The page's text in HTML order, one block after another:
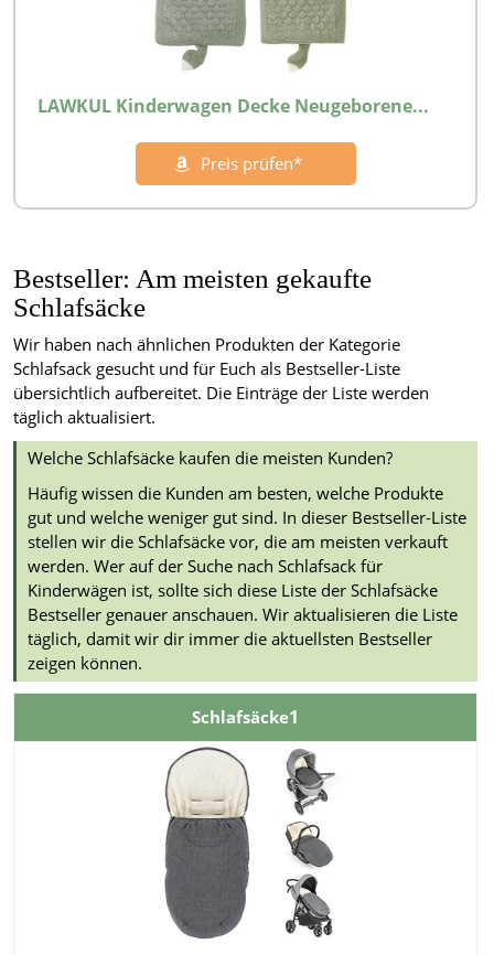
LAWKUL Kinderwagen Decke Neugeborene...
Preis prüfen*
Bestseller: Am meisten gekaufte
Schlafsäcke
Wir haben nach ähnlichen Produkten der Kategorie
Schlafsack gesucht und für Euch als Bestseller-Liste
übersichtlich aufbereitet. Die Einträge der Liste werden
täglich aktualisiert.
Welche Schlafsäcke kaufen die meisten Kunden?
Häufig wissen die Kunden am besten, welche Produkte
gut und welche weniger gut sind. In dieser Bestseller-Liste
stellen wir die Schlafsäcke vor, die am meisten verkauft
werden. Wer auf der Suche nach Schlafsack für
Kinderwägen ist, sollte sich diese Liste der Schlafsäcke
Bestseller genauer anschauen. Wir aktualisieren die Liste
täglich, damit wir dir immer die aktuellsten Bestseller
zeigen können.
Schlafsäcke1